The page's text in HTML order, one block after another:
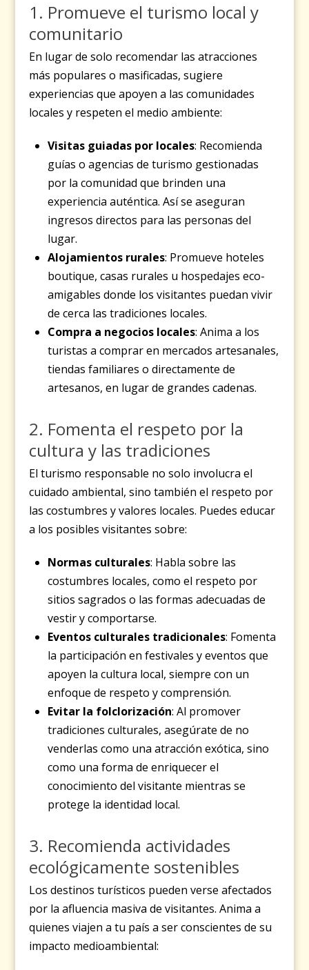
1. Promueve el turismo local y
comunitario
En lugar de solo recomendar las atracciones
más populares o masificadas, sugiere
experiencias que apoyen a las comunidades
locales y respeten el medio ambiente:
Visitas guiadas por locales: Recomienda
guías o agencias de turismo gestionadas
por la comunidad que brinden una
experiencia auténtica. Así se aseguran
ingresos directos para las personas del
lugar.
Alojamientos rurales: Promueve hoteles
boutique, casas rurales u hospedajes eco-
amigables donde los visitantes puedan vivir
de cerca las tradiciones locales.
Compra a negocios locales: Anima a los
turistas a comprar en mercados artesanales,
tiendas familiares o directamente de
artesanos, en lugar de grandes cadenas.
2. Fomenta el respeto por la
cultura y las tradiciones
El turismo responsable no solo involucra el
cuidado ambiental, sino también el respeto por
las costumbres y valores locales. Puedes educar
a los posibles visitantes sobre:
Normas culturales: Habla sobre las
costumbres locales, como el respeto por
sitios sagrados o las formas adecuadas de
vestir y comportarse.
Eventos culturales tradicionales: Fomenta
la participación en festivales y eventos que
apoyen la cultura local, siempre con un
enfoque de respeto y comprensión.
Evitar la folclorización: Al promover
tradiciones culturales, asegúrate de no
venderlas como una atracción exótica, sino
como una forma de enriquecer el
conocimiento del visitante mientras se
protege la identidad local.
3. Recomienda actividades
ecológicamente sostenibles
Los destinos turísticos pueden verse afectados
por la afluencia masiva de visitantes. Anima a
quienes viajen a tu país a ser conscientes de su
impacto medioambiental: